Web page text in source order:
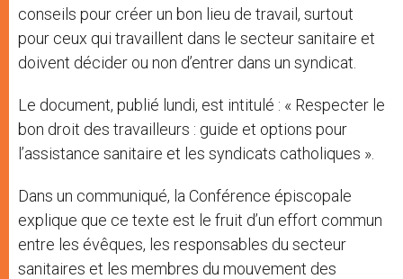
conseils pour créer un bon lieu de travail, surtout
pour ceux qui travaillent dans le secteur sanitaire et
doivent décider ou non d’entrer dans un syndicat.
Le document, publié lundi, est intitulé : « Respecter le
bon droit des travailleurs : guide et options pour
l’assistance sanitaire et les syndicats catholiques ».
Dans un communiqué, la Conférence épiscopale
explique que ce texte est le fruit d’un effort commun
entre les évêques, les responsables du secteur
sanitaires et les membres du mouvement des